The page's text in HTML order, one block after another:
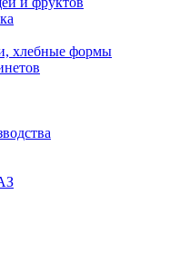
хлебные формы